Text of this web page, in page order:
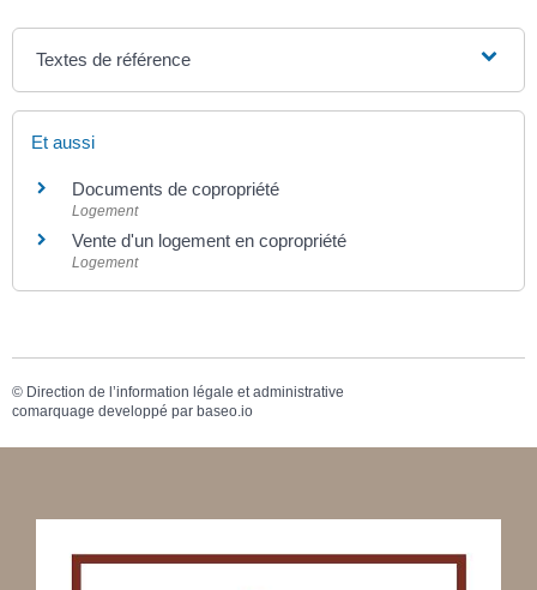
Textes de référence
Et aussi
Documents de copropriété
Logement
Vente d'un logement en copropriété
Logement
© Direction de l’information légale et administrative
comarquage developpé par baseo.io